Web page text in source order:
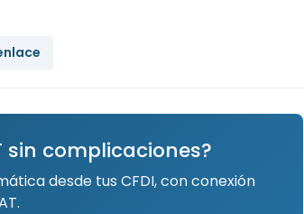
sin complicaciones?
desde tus CFDI, con conexión